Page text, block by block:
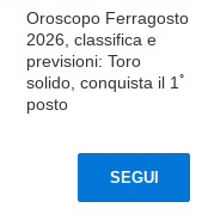
Oroscopo Ferragosto
2026, classifica e
previsioni: Toro
solido, conquista il 1ﾟ
posto
SEGUI